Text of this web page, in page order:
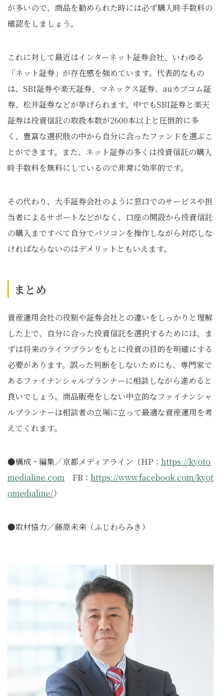
が多いので、商品を勧められた時には必ず購入時手数料の
確認をしましょう。
これに対して最近はインターネット証券会社、いわゆる
「ネット証券」が存在感を強めています。代表的なもの
は、SBI証券や楽天証券、マネックス証券、auカブコム証
券、松井証券などが挙げられます。中でもSBI証券と楽天
証券は投資信託の取扱本数が2600本以上と圧倒的に多
く、豊富な選択肢の中から自分に合ったファンドを選ぶこ
とができます。また、ネット証券の多くは投資信託の購入
時手数料を無料にしているので非常に効率的です。
その代わり、大手証券会社のように窓口でのサービスや担
当者によるサポートなどがなく、口座の開設から投資信託
の購入まですべて自分でパソコンを操作しながら対応しな
ければならないのはデメリットともいえます。
まとめ
資産運用会社の役割や証券会社との違いをしっかりと理解
した上で、自分に合った投資信託を選択するためには、ま
ずは将来のライフプランをもとに投資の目的を明確にする
必要があります。誤った判断をしないためにも、専門家で
あるファイナンシャルプランナーに相談しながら進めると
良いでしょう。商品販売をしない中立的なファイナンシャ
ルプランナーは相談者の立場に立って最適な資産運用を考
えてくれます。
●構成・編集／京都メディアライン（HP： https://kyoto
medialine.com FB： https://www.facebook.com/kyot
omedialine/）
●取材協力／藤原未来（ふじわらみき）